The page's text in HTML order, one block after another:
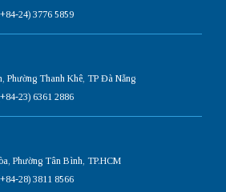
24) 3776 5859
Phường Thanh Khê, TP Đà Nẵng
23) 6361 2886
Phường Tân Bình, TP.HCM
28) 3811 8566